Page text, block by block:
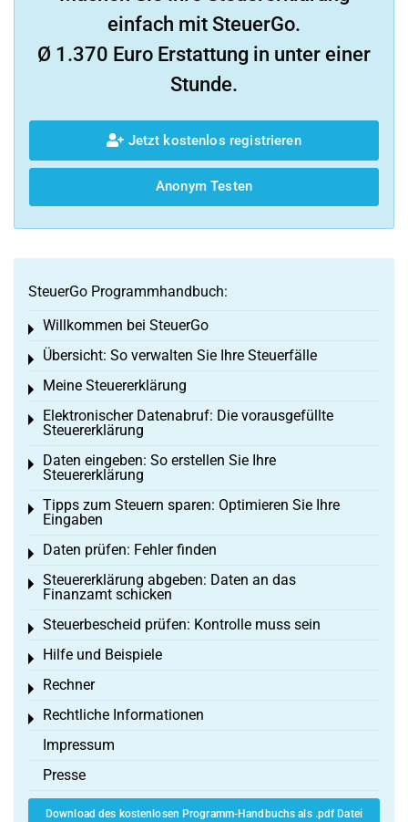
einfach mit SteuerGo.
Ø 1.370 Euro Erstattung in unter einer
Stunde.
Jetzt kostenlos registrieren
Anonym Testen
SteuerGo Programmhandbuch:
Willkommen bei SteuerGo
Toggle menu
Übersicht: So verwalten Sie Ihre Steuerfälle
Toggle menu
Meine Steuererklärung
Toggle menu
Elektronischer Datenabruf: Die vorausgefüllte
Steuererklärung
Toggle menu
Daten eingeben: So erstellen Sie Ihre
Steuererklärung
Toggle menu
Tipps zum Steuern sparen: Optimieren Sie Ihre
Eingaben
Toggle menu
Daten prüfen: Fehler finden
Toggle menu
Steuererklärung abgeben: Daten an das
Finanzamt schicken
Toggle menu
Steuerbescheid prüfen: Kontrolle muss sein
Toggle menu
Hilfe und Beispiele
Toggle menu
Rechner
Toggle menu
Rechtliche Informationen
Toggle menu
Impressum
Presse
Download des kostenlosen Programm-Handbuchs als .pdf Datei